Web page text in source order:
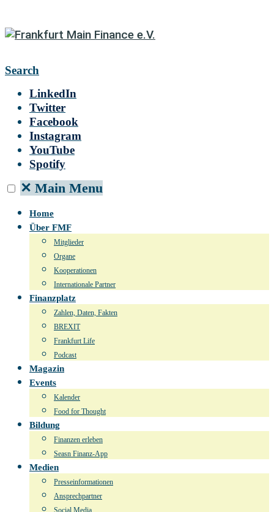
Search
LinkedIn
Twitter
Facebook
Instagram
YouTube
Spotify
✕ Main Menu
Home
Über FMF
Mitglieder
Organe
Kooperationen
Internationale Partner
Finanzplatz
Zahlen, Daten, Fakten
BREXIT
Frankfurt Life
Podcast
Magazin
Events
Kalender
Food for Thought
Bildung
Finanzen erleben
Seasn Finanz-App
Medien
Presseinformationen
Ansprechpartner
Social Media